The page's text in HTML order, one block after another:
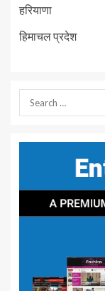
हरियाणा
हिमाचल प्रदेश